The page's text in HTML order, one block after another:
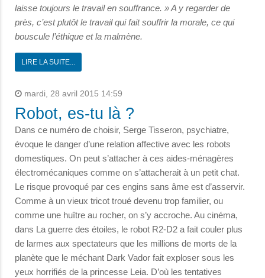
laisse toujours le travail en souffrance. » A y regarder de
près, c’est plutôt le travail qui fait souffrir la morale, ce qui
bouscule l’éthique et la malmène.
LIRE LA SUITE...
mardi, 28 avril 2015 14:59
Robot, es-tu là ?
Dans ce numéro de choisir, Serge Tisseron, psychiatre,
évoque le danger d’une relation affective avec les robots
domestiques. On peut s’attacher à ces aides-ménagères
électromécaniques comme on s’attacherait à un petit chat.
Le risque provoqué par ces engins sans âme est d’asservir.
Comme à un vieux tricot troué devenu trop familier, ou
comme une huître au rocher, on s’y accroche. Au cinéma,
dans La guerre des étoiles, le robot R2-D2 a fait couler plus
de larmes aux spectateurs que les millions de morts de la
planète que le méchant Dark Vador fait exploser sous les
yeux horrifiés de la princesse Leia. D’où les tentatives